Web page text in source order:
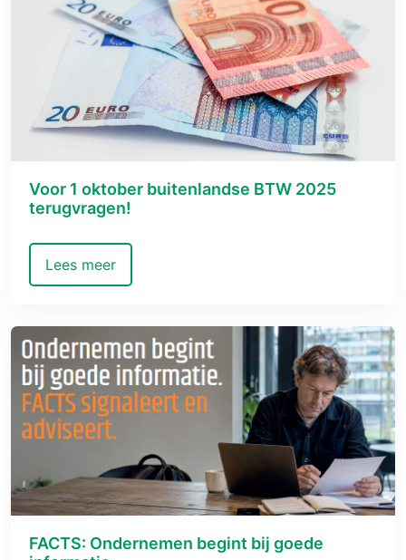
Voor 1 oktober buitenlandse BTW 2025
terugvragen!
Lees meer
FACTS: Ondernemen begint bij goede